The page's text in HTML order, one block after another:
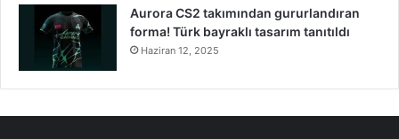
Aurora CS2 takımından gururlandıran
forma! Türk bayraklı tasarım tanıtıldı
Haziran 12, 2025